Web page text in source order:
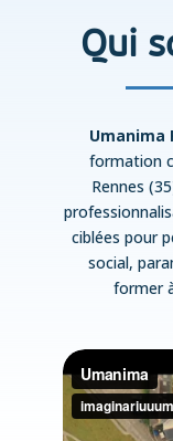
Qui
Umanima
formation
Rennes
ciblées pour
social,
former